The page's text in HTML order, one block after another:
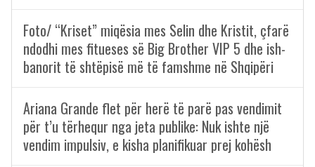
Foto/ “Kriset” miqësia mes Selin dhe Kristit, çfarë
ndodhi mes fitueses së Big Brother VIP 5 dhe ish-
banorit të shtëpisë më të famshme në Shqipëri
Ariana Grande flet për herë të parë pas vendimit
për t’u tërhequr nga jeta publike: Nuk ishte një
vendim impulsiv, e kisha planifikuar prej kohësh